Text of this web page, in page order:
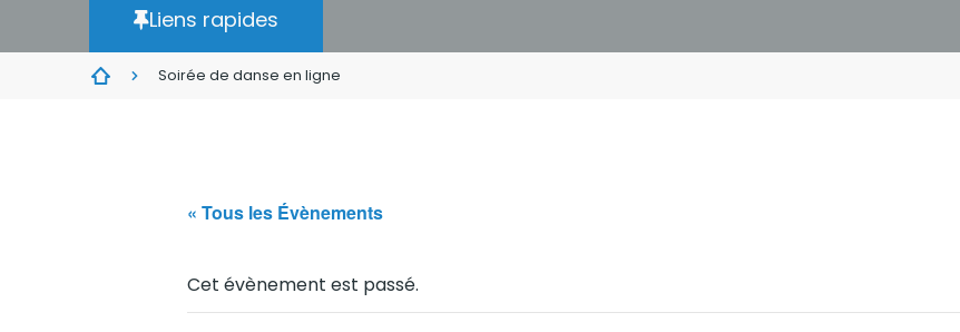
Liens rapides
Soirée de danse en ligne
« Tous les Évènements
Cet évènement est passé.